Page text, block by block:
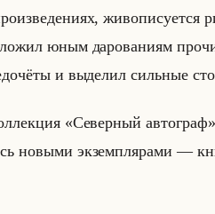
жи­во­пи­су­ет­ся
юным да­ро­ва­ни­ям
и вы­де­лил сильные
«Северный
но­вы­ми эк­зем­пля­ра­ми —